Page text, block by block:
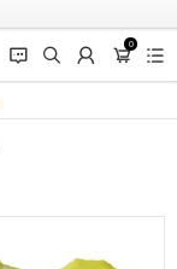
󰂱 󰂨 󰃳
0
󰃦 󰃖